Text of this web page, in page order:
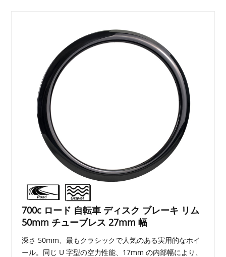
700c ロード 自転車 ディスク ブレーキ リム
50mm チューブレス 27mm 幅
深さ 50mm、最もクラシックで人気のある実用的なホイ
ール。同じ U 字型の空力性能、17mm の内部幅により、